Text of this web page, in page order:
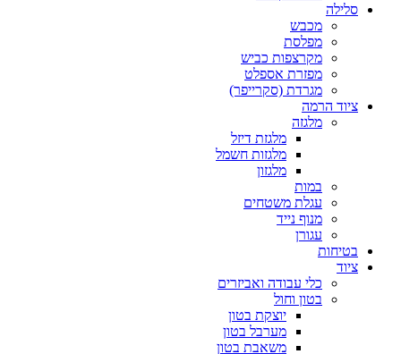
סלילה
מכבש
מפלסת
מקרצפות כביש
מפזרת אספלט
מגרדת (סקרייפר)
ציוד הרמה
מלגזה
מלגזת דיזל
מלגזות חשמל
מלגזון
במות
עגלת משטחים
מנוף נייד
עגורן
בטיחות
ציוד
כלי עבודה ואביזרים
בטון וחול
יוצקת בטון
מערבל בטון
משאבת בטון